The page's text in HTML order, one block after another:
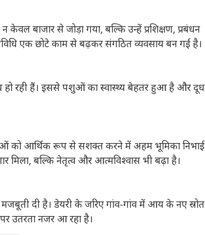
बाजार से जोड़ा गया, बल्कि उन्हें प्रशिक्षण, प्रबंधन
एक छोटे काम से बढ़कर संगठित व्यवसाय बन गई है।
हो रही हैं। इससे पशुओं का स्वास्थ्य बेहतर हुआ है और दूध
को आर्थिक रूप से सशक्त करने में अहम भूमिका निभाई
मिला, बल्कि नेतृत्व और आत्मविश्वास भी बढ़ा है।
मजबूती दी है। डेयरी के जरिए गांव-गांव में आय के नए स्रोत
उतरता नजर आ रहा है।